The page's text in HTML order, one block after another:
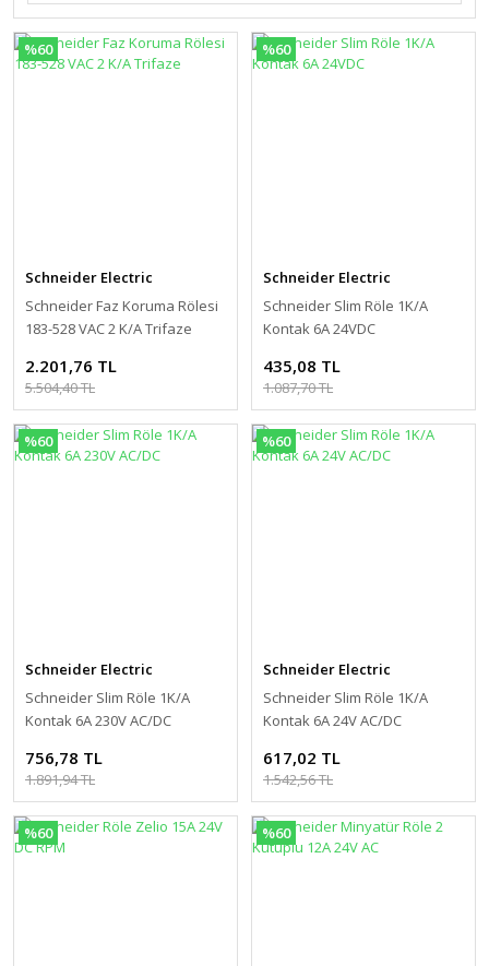
%60
Schneider Electric
Schneider Faz Koruma Rölesi
183-528 VAC 2 K/A Trifaze
2.201,76 TL
5.504,40 TL
%60
Schneider Electric
Schneider Slim Röle 1K/A
Kontak 6A 24VDC
435,08 TL
1.087,70 TL
%60
Schneider Electric
Schneider Slim Röle 1K/A
Kontak 6A 230V AC/DC
756,78 TL
1.891,94 TL
%60
Schneider Electric
Schneider Slim Röle 1K/A
Kontak 6A 24V AC/DC
617,02 TL
1.542,56 TL
%60 %60